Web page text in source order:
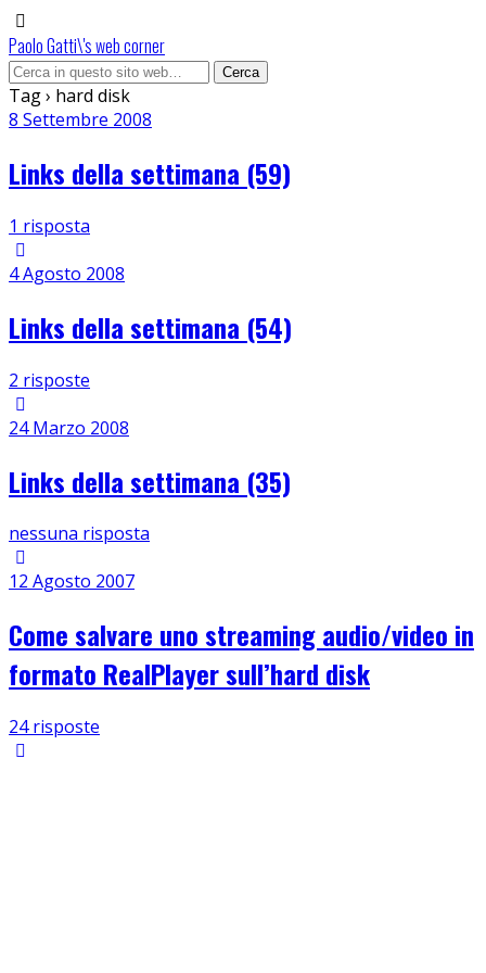
Paolo Gatti\'s web corner
Tag › hard disk
8 Settembre 2008
Links della settimana (59)
1 risposta
4 Agosto 2008
Links della settimana (54)
2 risposte
24 Marzo 2008
Links della settimana (35)
nessuna risposta
12 Agosto 2007
Come salvare uno streaming audio/video in
formato RealPlayer sull’hard disk
24 risposte